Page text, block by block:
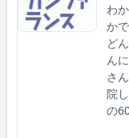
わ
か
ど
ん
さ
院
の